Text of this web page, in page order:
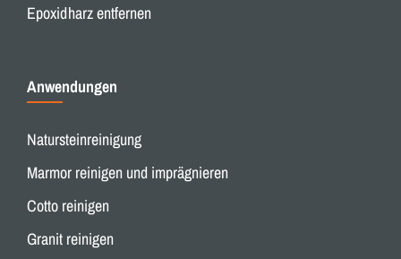
Epoxidharz entfernen
Anwendungen
Natursteinreinigung
Marmor reinigen und imprägnieren
Cotto reinigen
Granit reinigen